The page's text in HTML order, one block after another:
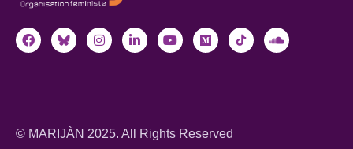
© MARIJÀN 2025. All Rights Reserved